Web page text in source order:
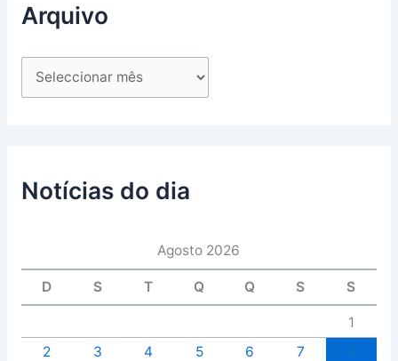
Arquivo
Notícias do dia
Agosto 2026
D S T Q Q S S
1
2
3 4 5 6 7